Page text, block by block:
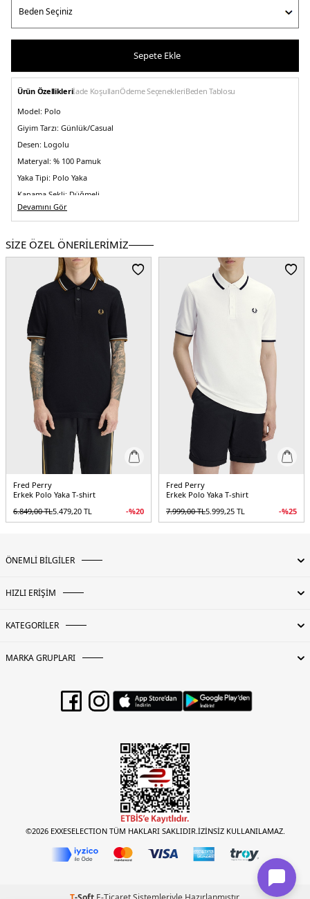
Sepete Ekle
Ürün Özellikleriİade KoşullarıÖdeme SeçenekleriBeden Tablosu
Model: Polo
Giyim Tarzı: Günlük/Casual
Desen: Logolu
Materyal: % 100 Pamuk
Yaka Tipi: Polo Yaka
Kapama Şekli: Düğmeli
Kol Tipi:Kısa Kol
Boy:Standart
Kalıp Bilgisi:Regular Fit
Yaş Grubu:Yetişkin
Menşei:
Portekiz
5DY1M3600P94A.19
Devamını Gör
SİZE ÖZEL ÖNERİLERİMİZ
Fred Perry
Erkek Polo Yaka T-shirt
6.849,00TL5.479,20 TL -%20
Fred Perry
Erkek Polo Yaka T-shirt
7.999,00TL5.999,25 TL -%25
ÖNEMLİ BİLGİLER
HIZLI ERİŞİM
KATEGORİLER
MARKA GRUPLARI
©2026 EXXESELECTION TÜM HAKLARI SAKLIDIR.İZİNSİZ KULLANILAMAZ.